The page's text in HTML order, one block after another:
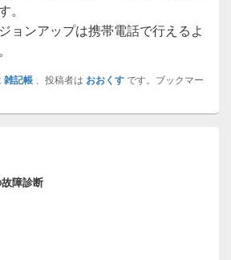
。
ョンアップは携帯電話で行えるよ
雑記帳 、投稿者は おおくすです。ブックマー
障診断